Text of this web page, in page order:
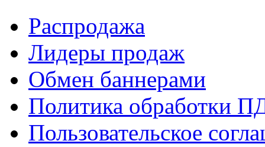
Распродажа
Лидеры продаж
Обмен баннерами
Политика обработки
Пользовательское